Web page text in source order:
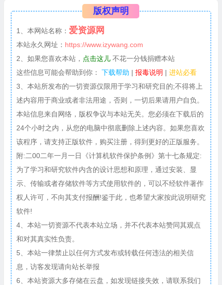
版权声明
1、本网站名称： 爱资源网
本站永久网址： https://www.izywang.com
2、如果您喜欢本站， 点击这儿不花一分钱捐赠本站
这些信息可能会帮助到你：
下载帮助 | 报毒说明 | 进站必看
3、本站所发布的一切资源仅限用于学习和研究目的;不得将上
述内容用于商业或者非法用途，否则，一切后果请用户自负。
本站信息来自网络，版权争议与本站无关。您必须在下载后的
24个小时之内，从您的电脑中彻底删除上述内容。如果您喜欢
该程序，请支持正版软件，购买注册，得到更好的正版服务。
附:二00二年一月一日《计算机软件保护条例》第十七条规定:
为了学习和研究软件内含的设计思想和原理，通过安装、显
示、传输或者存储软件等方式使用软件的，可以不经软件著作
权人许可，不向其支付报酬!鉴于此，也希望大家按此说明研究
软件!
4、本站一切资源不代表本站立场，并不代表本站赞同其观点
和对其真实性负责。
5、本站一律禁止以任何方式发布或转载任何违法的相关信
息，访客发现请向站长举报
6、本站资源大多存储在云盘，如发现链接失效，请联系我们